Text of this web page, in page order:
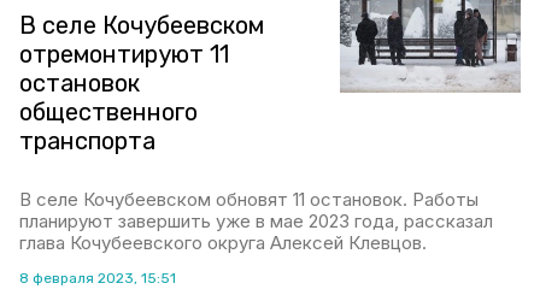
В селе Кочубеевском
отремонтируют 11
остановок
общественного
транспорта
В селе Кочубеевском обновят 11 остановок. Работы
планируют завершить уже в мае 2023 года, рассказал
глава Кочубеевского округа Алексей Клевцов.
8 февраля 2023, 15:51